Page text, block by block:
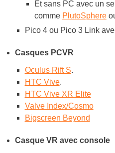
Et sans PC avec un
comme PlutoSphere
Pico 4 ou Pico 3 Link
Casques PCVR
Oculus Rift S.
HTC Vive.
HTC Vive XR Elite
Valve Index/Cosmo
Bigscreen Beyond
Casque VR avec console